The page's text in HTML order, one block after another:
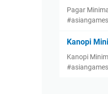
Pagar
Kanopi
Kanopi